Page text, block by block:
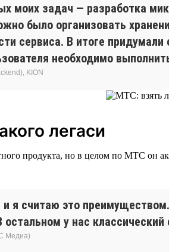
моих задач — разработка
было организовать
сервиса. В итоге
необходимо
KION
легаси
продукта, но в целом по МТС
я считаю это
у нас
Медиа)